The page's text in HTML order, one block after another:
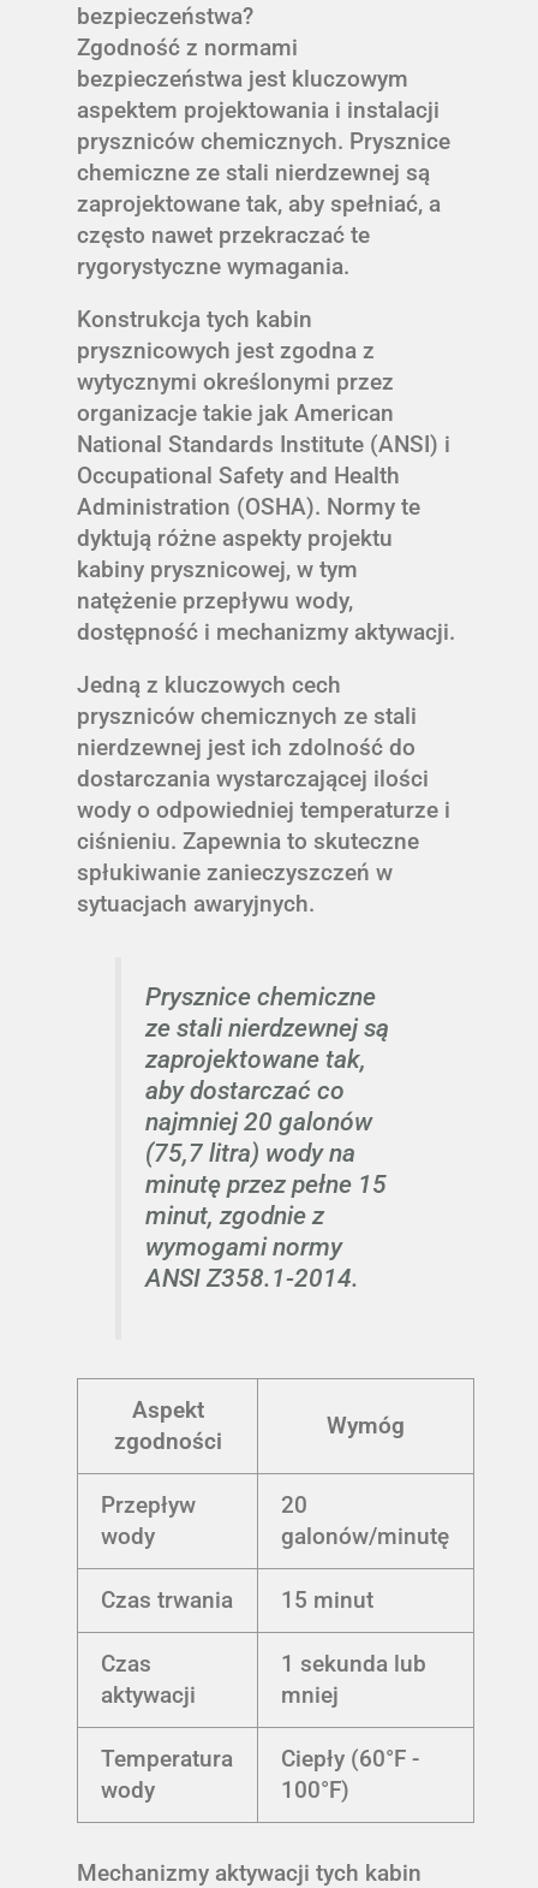
bezpieczeństwa?
Zgodność z normami
bezpieczeństwa jest kluczowym
aspektem projektowania i instalacji
pryszniców chemicznych. Prysznice
chemiczne ze stali nierdzewnej są
zaprojektowane tak, aby spełniać, a
często nawet przekraczać te
rygorystyczne wymagania.
Konstrukcja tych kabin
prysznicowych jest zgodna z
wytycznymi określonymi przez
organizacje takie jak American
National Standards Institute (ANSI) i
Occupational Safety and Health
Administration (OSHA). Normy te
dyktują różne aspekty projektu
kabiny prysznicowej, w tym
natężenie przepływu wody,
dostępność i mechanizmy aktywacji.
Jedną z kluczowych cech
pryszniców chemicznych ze stali
nierdzewnej jest ich zdolność do
dostarczania wystarczającej ilości
wody o odpowiedniej temperaturze i
ciśnieniu. Zapewnia to skuteczne
spłukiwanie zanieczyszczeń w
sytuacjach awaryjnych.
Prysznice chemiczne
ze stali nierdzewnej są
zaprojektowane tak,
aby dostarczać co
najmniej 20 galonów
(75,7 litra) wody na
minutę przez pełne 15
minut, zgodnie z
wymogami normy
ANSI Z358.1-2014.
Aspekt
zgodności
Wymóg
Przepływ
wody
20
galonów/minutę
Czas trwania 15 minut
Czas
aktywacji
1 sekunda lub
mniej
Temperatura
wody
Ciepły (60°F -
100°F)
Mechanizmy aktywacji tych kabin